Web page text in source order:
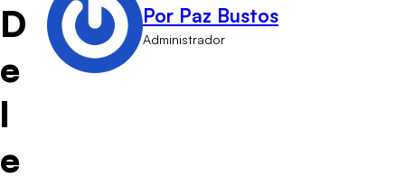
D
e
l
e
Por Paz Bustos
Administrador